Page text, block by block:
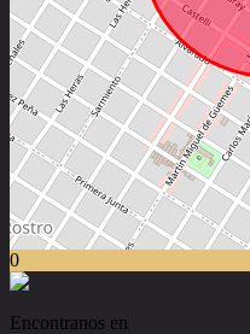
0
Encontranos en